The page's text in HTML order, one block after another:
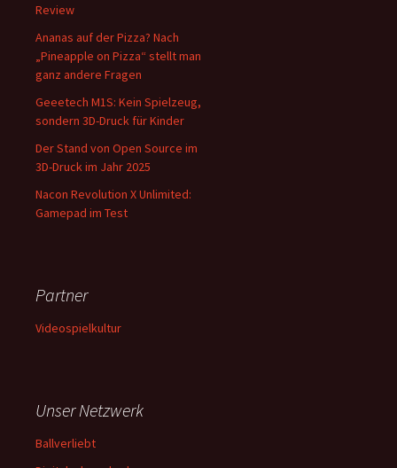
Review
Ananas auf der Pizza? Nach
„Pineapple on Pizza“ stellt man
ganz andere Fragen
Geeetech M1S: Kein Spielzeug,
sondern 3D-Druck für Kinder
Der Stand von Open Source im
3D-Druck im Jahr 2025
Nacon Revolution X Unlimited:
Gamepad im Test
Partner
Videospielkultur
Unser Netzwerk
Ballverliebt